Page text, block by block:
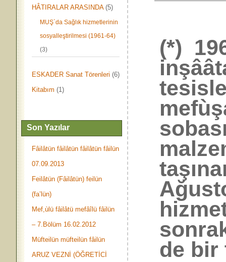
HÂTIRALAR ARASINDA(5)
MUŞ`da Sağlık hizmetlerinin
sosyalleştirilmesi (1961-64)
(3)
ESKADER Sanat Törenleri (6)
Kitabım (1)
Son Yazılar
Fâilâtün fâilâtün fâilâtün fâilün
07.09.2013
Feilâtün (Fâilâtün) feilün
(fa’lün)
Mef,ùlü fâilâtü mefâîlü fâilün
– 7.Bölüm 16.02.2012
Müfteilün müfteilün fâilün
ARUZ VEZNİ (ÖĞRETİCİ
(*)
de bir